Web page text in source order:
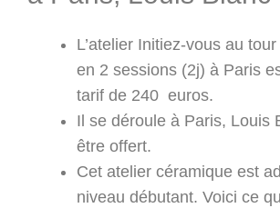
L’atelier Initiez-vous au
en 2 sessions (2j) à Paris
tarif de 240 euros.
Il se déroule à Paris, Louis
être offert.
Cet atelier céramique est
niveau débutant. Voici ce